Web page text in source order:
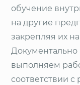
обучение
на другие
закрепляя их
выполняем
соответствии